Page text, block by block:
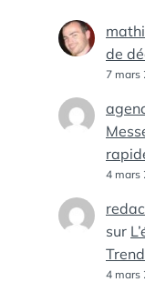
de
7 mars
4 mars
sur
4 mars